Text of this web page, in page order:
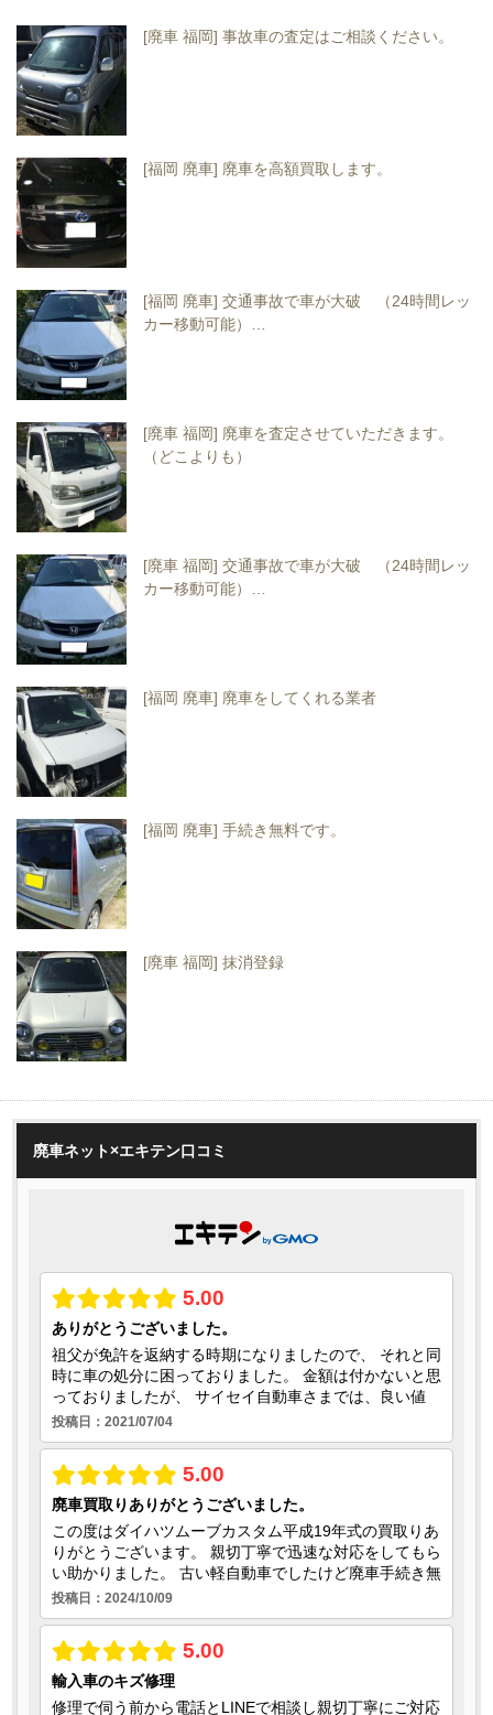
[廃車 福岡] 事故車の査定はご相談ください。
[福岡 廃車] 廃車を高額買取します。
[福岡 廃車] 交通事故で車が大破 （24時間レッ
カー移動可能）…
[廃車 福岡] 廃車を査定させていただきます。
（どこよりも）
[廃車 福岡] 交通事故で車が大破 （24時間レッ
カー移動可能）…
[福岡 廃車] 廃車をしてくれる業者
[福岡 廃車] 手続き無料です。
[廃車 福岡] 抹消登録
廃車ネット×エキテン口コミ